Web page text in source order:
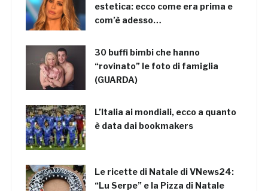
estetica: ecco come era prima e
com’è adesso…
30 buffi bimbi che hanno
“rovinato” le foto di famiglia
(GUARDA)
L’Italia ai mondiali, ecco a quanto
è data dai bookmakers
Le ricette di Natale di VNews24:
“Lu Serpe” e la Pizza di Natale